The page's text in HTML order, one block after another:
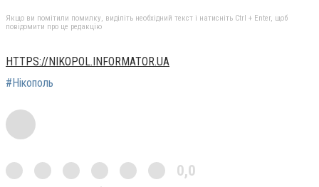
Якщо ви помітили помилку, виділіть необхідний текст і натисніть Ctrl + Enter, щоб
повідомити про це редакцію
HTTPS://NIKOPOL.INFORMATOR.UA
#Нікополь
0,0